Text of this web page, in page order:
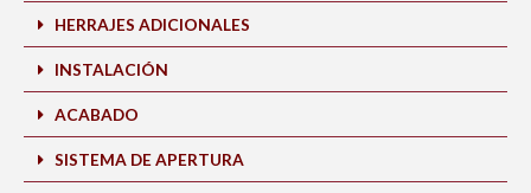
HERRAJES ADICIONALES
INSTALACIÓN
ACABADO
SISTEMA DE APERTURA